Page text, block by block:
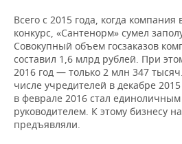
Всего с 2015 года, когда
конкурс, «Сантенорм» сумел
Совокупный объем госзаказов
составил 1,6 млрд рублей. При
2016 год — только 2 млн 347
числе учредителей в декабре
в феврале 2016 стал
руководителем. К этому бизнесу
предъявляли.